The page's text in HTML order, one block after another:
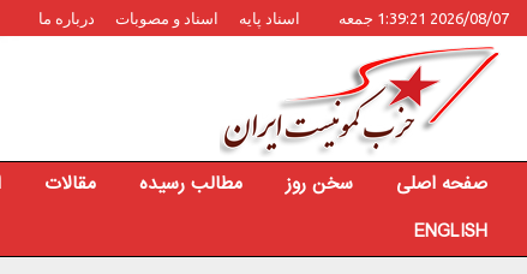
2026/08/07 1:39:21 جمعه اسناد پایه اسناد و مصوبات درباره ما
صفحه اصلی سخن روز مطالب رسیده مقالات
ENGLISH